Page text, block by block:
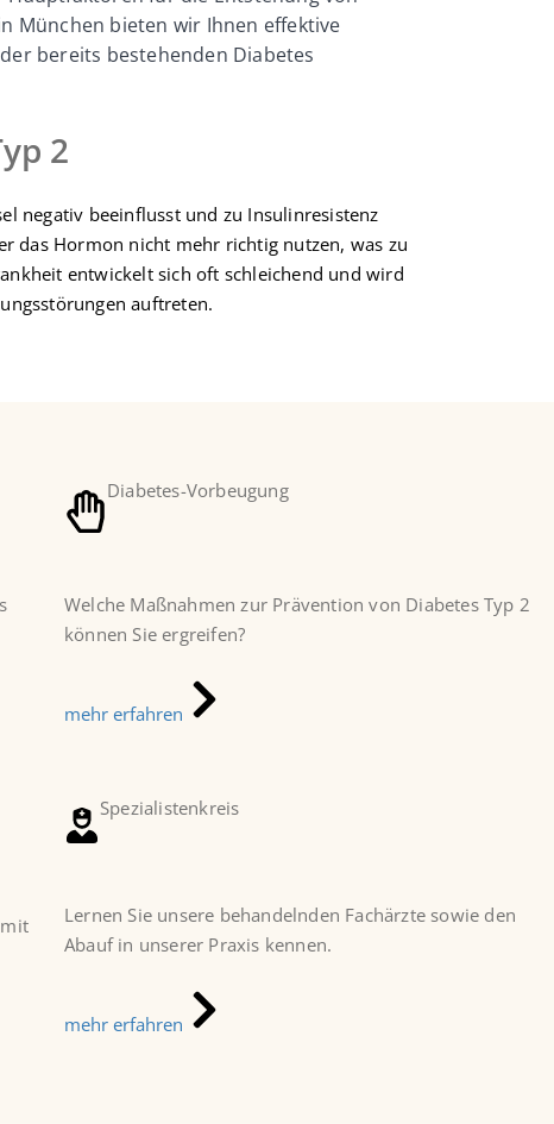
München bieten wir Ihnen effektive
bereits bestehenden Diabetes
2
negativ beeinflusst und zu Insulinresistenz
das Hormon nicht mehr richtig nutzen, was zu
entwickelt sich oft schleichend und wird
auftreten.
Diabetes-Vorbeugung
Welche Maßnahmen zur Prävention von Diabetes Typ 2
können Sie ergreifen?
mehr erfahren
Spezialistenkreis
Lernen Sie unsere behandelnden Fachärzte sowie den
Abauf in unserer Praxis kennen.
mehr erfahren